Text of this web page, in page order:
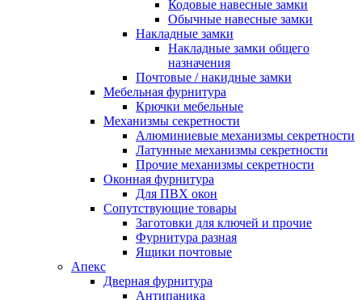
Кодовые навесные замки
Обычные навесные замки
Накладные замки
Накладные замки общего
назначения
Почтовые / накидные замки
Мебельная фурнитура
Крючки мебельные
Механизмы секретности
Алюминиевые механизмы секретности
Латунные механизмы секретности
Прочие механизмы секретности
Оконная фурнитура
Для ПВХ окон
Сопутствующие товары
Заготовки для ключей и прочие
Фурнитура разная
Ящики почтовые
Апекс
Дверная фурнитура
Антипаника